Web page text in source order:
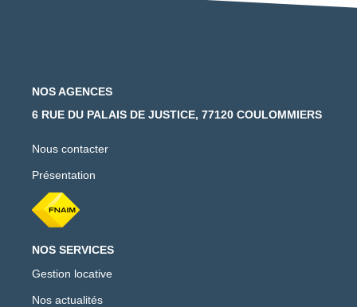
NOS AGENCES
6 RUE DU PALAIS DE JUSTICE, 77120 COULOMMIERS
Nous contacter
Présentation
NOS SERVICES
Gestion locative
Nos actualités